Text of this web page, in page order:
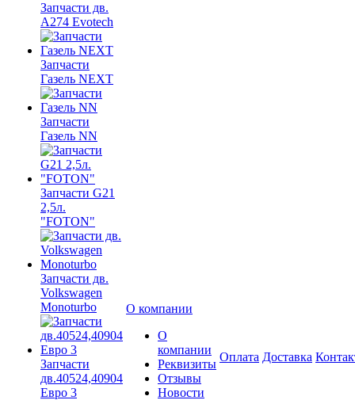
Запчасти дв.
A274 Evotech
Запчасти
Газель NEXT
Запчасти
Газель NN
Запчасти G21
2,5л.
"FOTON"
Запчасти дв.
Volkswagen
Monoturbo
Запчасти
дв.40524,40904
Евро 3
О компании
О
компании
Реквизиты
Отзывы
Новости
Оплата Доставка